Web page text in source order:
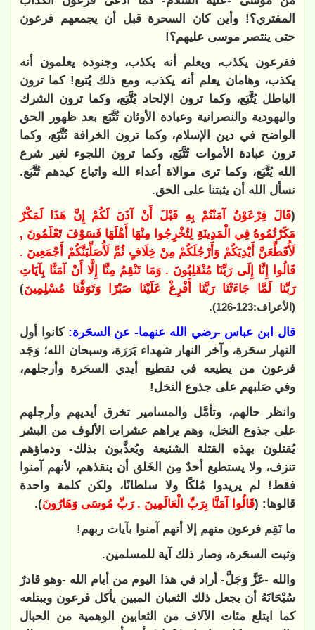
المفتري؟! وأين كان السحرة قبل أن يجمعهم فرعون
حتى ينتصر موسى عليهم؟!
ففرعون يكذب، ويعلم أنه يكذب، وجنوده يعلمون أنه
يكذب، وهامان يعلم أنه يكذب، ومع ذلك يُتبع! كما ترون
الباطل يُتَّبَع، وكما ترون الإلحاد يُتَّبَع، وكما ترون الشرك
واليهودية والنصرانية وعبادة الأوثان تُتَّبَع بعد ظهور الحق
الواضح في دين الإسلام، وكما ترون الخرافة تُتَّبَع، وكما
ترون عبادة الأموات تُتَّبَع، وكما ترون اللجوء لغير شرع
الله يُتَّبَع، وكما ترى موالاة أعداء الله واتباع كيدهم تُتَّبَع.
نسأل الله أن يثبتنا على الحق.
(قَالَ فِرْعَوْنُ آمَنْتُمْ بِهِ قَبْلَ أَنْ آذَنَ لَكُمْ إِنَّ هَذَا لَمَكْرٌ
مَكَرْتُمُوهُ فِي الْمَدِينَةِ لِتُخْرِجُوا مِنْهَا أَهْلَهَا فَسَوْفَ تَعْلَمُونَ ,
لَأُقَطِّعَنَّ أَيْدِيَكُمْ وَأَرْجُلَكُمْ مِنْ خِلَافٍ ثُمَّ لَأُصَلِّبَنَّكُمْ أَجْمَعِينَ .
قَالُوا إِنَّا إِلَى رَبِّنَا مُنْقَلِبُونَ . وَمَا تَنْقِمُ مِنَّا إِلَّا أَنْ آمَنَّا بِآيَاتِ
رَبِّنَا لَمَّا جَاءَتْنَا رَبَّنَا أَفْرِغْ عَلَيْنَا صَبْرًا وَتَوَفَّنَا مُسْلِمِينَ)
(الأعراف:123-126)
.
قال ابن عباس -رضي الله عنهما- عن السحَرة: كانوا أول
النهار سحَرة، وآخر النهار شهداء بَرَرَة، وسبحان الله؛ وَجَد
فرعون من يطيعه في تقطيع أيدي السحَرة وأرجلهم،
وفي صَلبهم على جذوع النخل!
وانظر حالهم، وتأمَّل والمسامير تخرق أيديهم وأرجلهم
على جذوع النخل، وهم يراهم عشرات الألوف من البشر
يُقتلون بهذه القتلة الشنيعة ويُعذَّبون بذلك- ودماؤهم
تنزف، ولا يستطيع أحدٌ مِن الخَلق أن ينقذهم، لأنهم آمنوا
فقط! لم يريدوا مُلكًا ولا سلطانًا، ولكن كلمة واحدة
قالوها: (قَالُوا آمَنَّا بِرَبِّ الْعَالَمِينَ . رَبِّ مُوسَى وَهَارُونَ).
ما نَقِم فرعون منهم إلا أنهم آمنوا بآيات ربهم!
وثبت السحَرة، وصار ذلك آية للمسلمين.
والله -عَزَّ وَجَلَّ- أراد في هذا اليوم من أيام الله -وهو قادرٌ
سُبْحَانَهُ أن يجعل ذلك الثعبان المبين يأكل فرعون ويبتلعه
كما ابتلع مئات الآلاف من الثعابين الوهمية من الحبال